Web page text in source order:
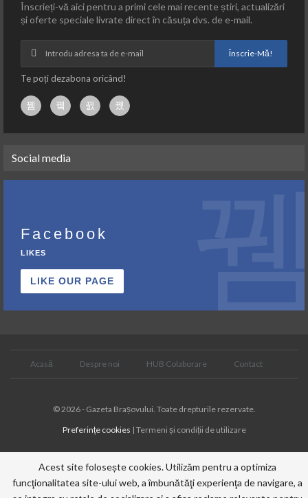
Înscrieți-vă aici pentru a primi cele mai recente știri, actualizări
și oferte speciale livrate direct în căsuța dvs. de e-mail.
Înscrie-Mă!
Te poți dezabona oricând!
Social media
Facebook
LIKES
LIKE OUR PAGE
Acasă Despre noi HUB Colaborare Contact
© 2026 - Gazeta Brașovului. Toate drepturile rezervate.
Preferințe cookies | Termeni și condiții de utilizare
Acest site folosește cookies. Utilizăm pentru a optimiza
funcţionalitatea site-ului web, a îmbunătăţi experienţa de navigare, a